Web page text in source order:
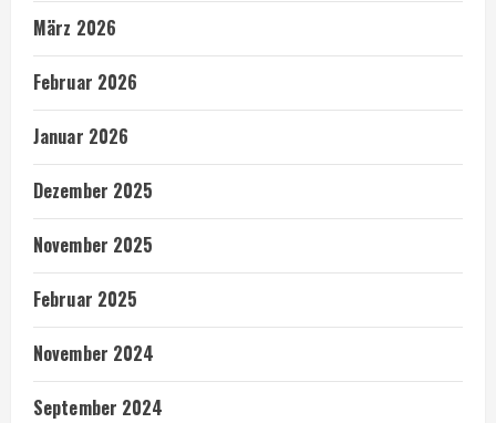
März 2026
Februar 2026
Januar 2026
Dezember 2025
November 2025
Februar 2025
November 2024
September 2024